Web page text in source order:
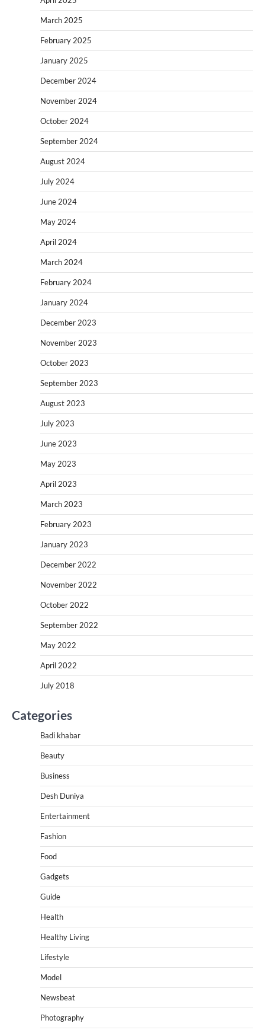
March 2025
February 2025
January 2025
December 2024
November 2024
October 2024
September 2024
August 2024
July 2024
June 2024
May 2024
April 2024
March 2024
February 2024
January 2024
December 2023
November 2023
October 2023
September 2023
August 2023
July 2023
June 2023
May 2023
April 2023
March 2023
February 2023
January 2023
December 2022
November 2022
October 2022
September 2022
May 2022
April 2022
July 2018
Categories
Badi khabar
Beauty
Business
Desh Duniya
Entertainment
Fashion
Food
Gadgets
Guide
Health
Healthy Living
Lifestyle
Model
Newsbeat
Photography